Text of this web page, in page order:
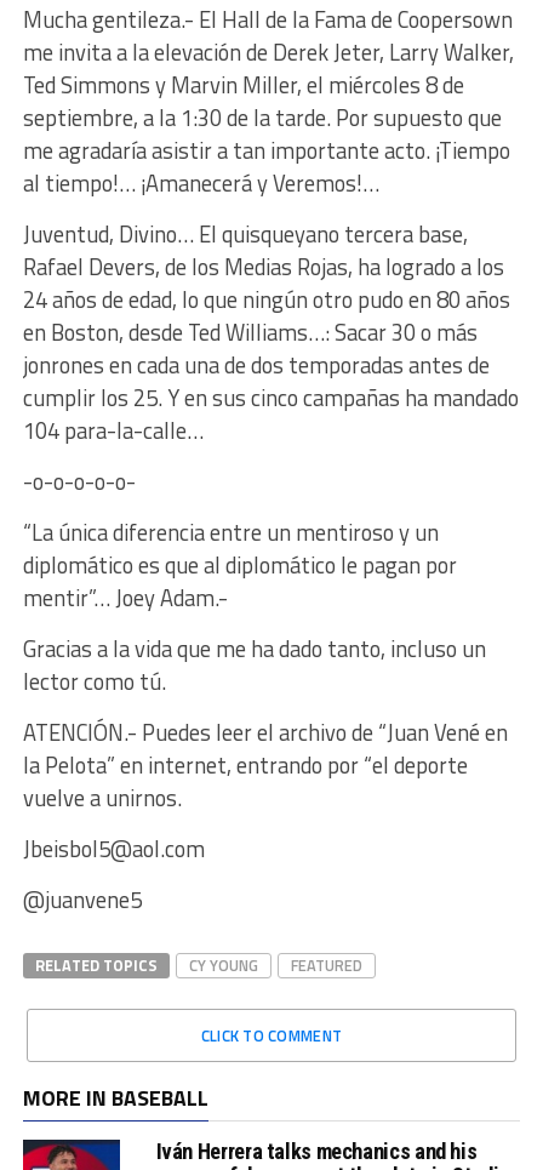
Mucha gentileza.- El Hall de la Fama de Coopersown
me invita a la elevación de Derek Jeter, Larry Walker,
Ted Simmons y Marvin Miller, el miércoles 8 de
septiembre, a la 1:30 de la tarde. Por supuesto que
me agradaría asistir a tan importante acto. ¡Tiempo
al tiempo!… ¡Amanecerá y Veremos!…
Juventud, Divino… El quisqueyano tercera base,
Rafael Devers, de los Medias Rojas, ha logrado a los
24 años de edad, lo que ningún otro pudo en 80 años
en Boston, desde Ted Williams…: Sacar 30 o más
jonrones en cada una de dos temporadas antes de
cumplir los 25. Y en sus cinco campañas ha mandado
104 para-la-calle…
-o-o-o-o-o-
“La única diferencia entre un mentiroso y un
diplomático es que al diplomático le pagan por
mentir”… Joey Adam.-
Gracias a la vida que me ha dado tanto, incluso un
lector como tú.
ATENCIÓN.- Puedes leer el archivo de “Juan Vené en
la Pelota” en internet, entrando por “el deporte
vuelve a unirnos.
Jbeisbol5@aol.com
@juanvene5
RELATED TOPICS CY YOUNG FEATURED
CLICK TO COMMENT
MORE IN BASEBALL
Iván Herrera talks mechanics and his